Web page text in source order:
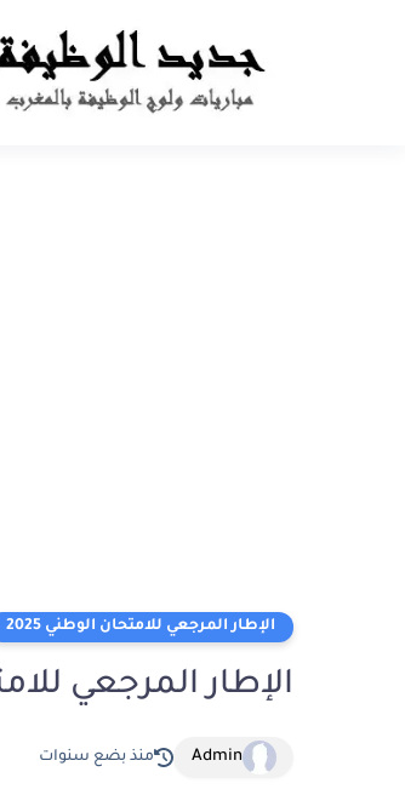
الإطار المرجعي للامتحان الوطني 2025
الإطار المرجعي
Admin منذ بضع سنوات